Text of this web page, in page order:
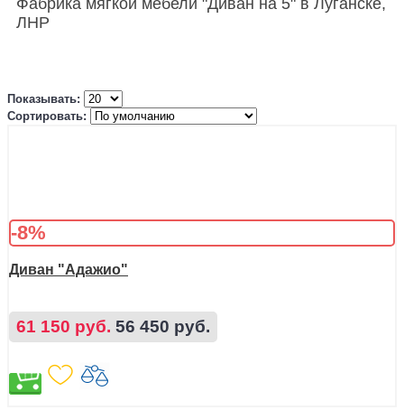
Фабрика мягкой мебели "Диван на 5" в Луганске,
ЛНР
Показывать:
Сортировать:
-8%
Диван "Адажио"
61 150 руб. 56 450 руб.